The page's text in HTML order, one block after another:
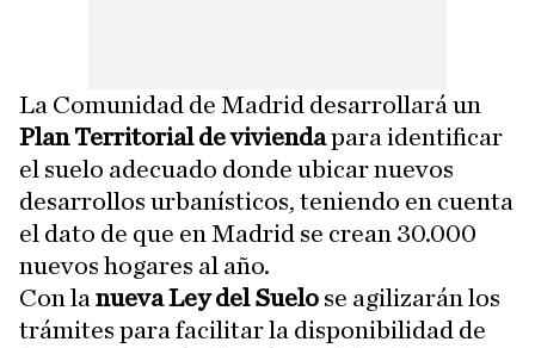
La Comunidad de Madrid desarrollará un
Plan Territorial de viviendapara identificar
el suelo adecuado donde ubicar nuevos
desarrollos urbanísticos, teniendo en cuenta
el dato de que en Madrid se crean 30.000
nuevos hogares al año.
Con la nueva Ley del Suelo se agilizarán los
trámites para facilitar la disponibilidad de